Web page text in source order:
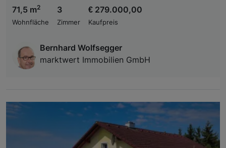
71,5 m2
Wohnfläche
3
Zimmer
€ 279.000,00
Kaufpreis
Bernhard Wolfsegger
marktwert Immobilien GmbH